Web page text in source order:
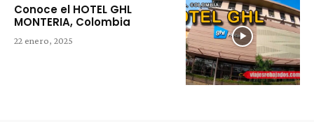
Conoce el HOTEL GHL
MONTERIA, Colombia
22 enero, 2025